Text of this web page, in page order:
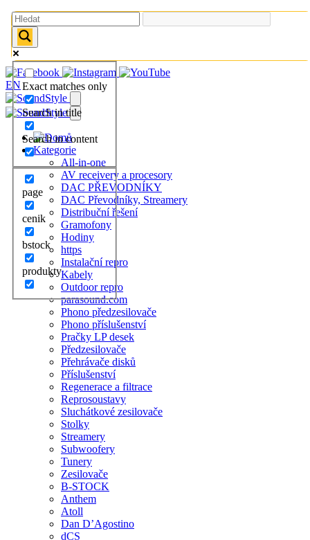
Exact matches only
Search in title
Search in content
page
cenik
bstock
produkty
EN
Kategorie
All-in-one
AV receivery a procesory
DAC PŘEVODNÍKY
DAC Převodníky, Streamery
Distribuční řešení
Gramofony
Hodiny
https
Instalační repro
Kabely
Outdoor repro
parasound.com
Phono předzesilovače
Phono příslušenství
Pračky LP desek
Předzesilovače
Přehrávače disků
Příslušenství
Regenerace a filtrace
Reprosoustavy
Sluchátkové zesilovače
Stolky
Streamery
Subwoofery
Tunery
Zesilovače
B-STOCK
Anthem
Atoll
Dan D’Agostino
dCS